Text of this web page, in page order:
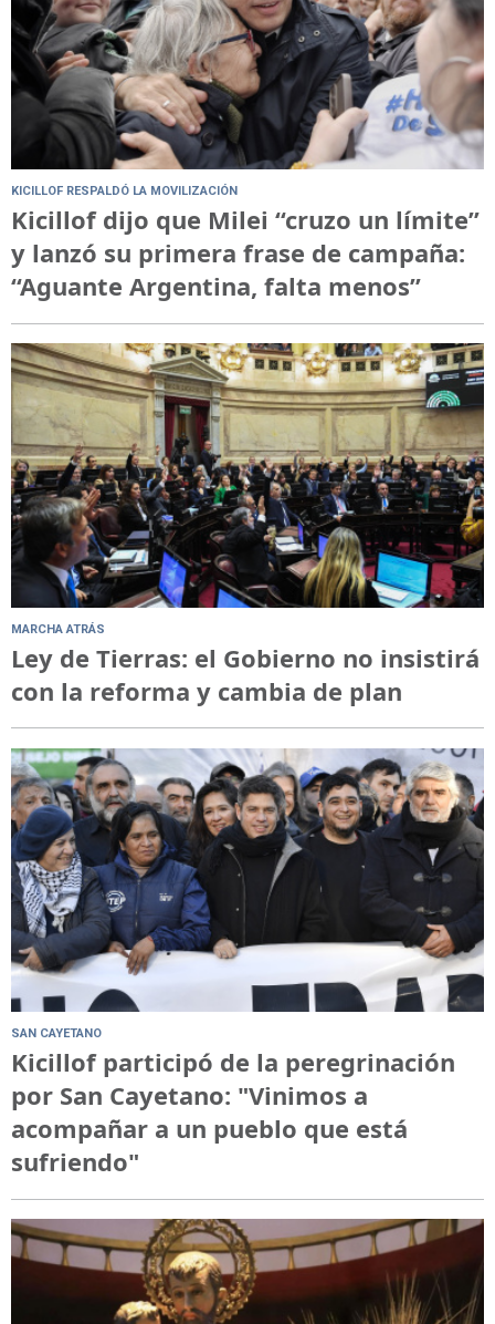
KICILLOF RESPALDÓ LA MOVILIZACIÓN
Kicillof dijo que Milei “cruzo un límite”
y lanzó su primera frase de campaña:
“Aguante Argentina, falta menos”
MARCHA ATRÁS
Ley de Tierras: el Gobierno no insistirá
con la reforma y cambia de plan
SAN CAYETANO
Kicillof participó de la peregrinación
por San Cayetano: "Vinimos a
acompañar a un pueblo que está
sufriendo"